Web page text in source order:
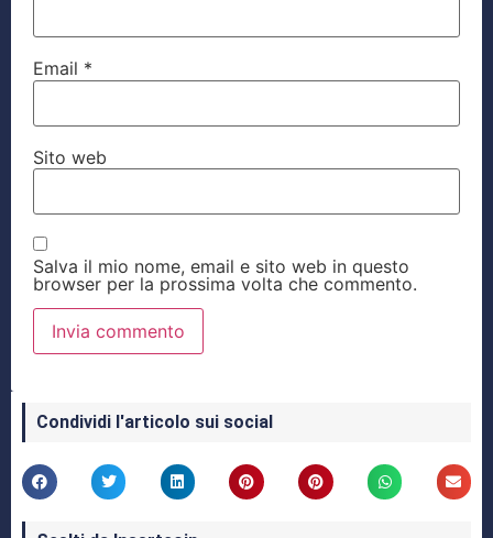
Email *
Sito web
Salva il mio nome, email e sito web in questo
browser per la prossima volta che commento.
Condividi l'articolo sui social